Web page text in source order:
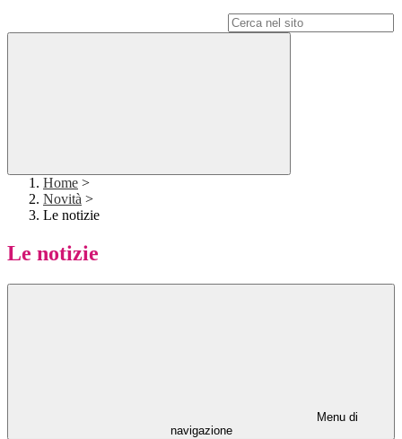
Home >
Novità >
Le notizie
Le notizie
Menu di
navigazione